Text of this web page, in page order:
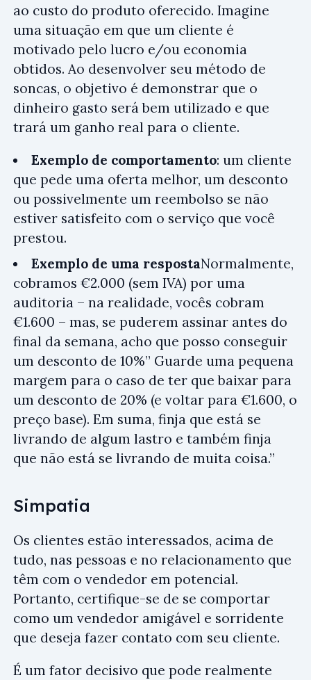
ao custo do produto oferecido. Imagine
uma situação em que um cliente é
motivado pelo lucro e/ou economia
obtidos. Ao desenvolver seu método de
soncas, o objetivo é demonstrar que o
dinheiro gasto será bem utilizado e que
trará um ganho real para o cliente.
Exemplo de comportamento: um cliente
que pede uma oferta melhor, um desconto
ou possivelmente um reembolso se não
estiver satisfeito com o serviço que você
prestou.
Exemplo de uma respostaNormalmente,
cobramos €2.000 (sem IVA) por uma
auditoria – na realidade, vocês cobram
€1.600 – mas, se puderem assinar antes do
final da semana, acho que posso conseguir
um desconto de 10%” Guarde uma pequena
margem para o caso de ter que baixar para
um desconto de 20% (e voltar para €1.600, o
preço base). Em suma, finja que está se
livrando de algum lastro e também finja
que não está se livrando de muita coisa.”
Simpatia
Os clientes estão interessados, acima de
tudo, nas pessoas e no relacionamento que
têm com o vendedor em potencial.
Portanto, certifique-se de se comportar
como um vendedor amigável e sorridente
que deseja fazer contato com seu cliente.
É um fator decisivo que pode realmente